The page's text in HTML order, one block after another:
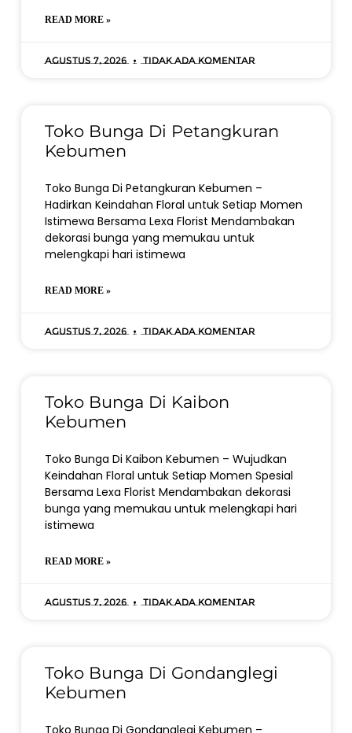
READ MORE »
Agustus 7, 2026 Tidak ada komentar
Toko Bunga Di Petangkuran
Kebumen
Toko Bunga Di Petangkuran Kebumen –
Hadirkan Keindahan Floral untuk Setiap Momen
Istimewa Bersama Lexa Florist Mendambakan
dekorasi bunga yang memukau untuk
melengkapi hari istimewa
READ MORE »
Agustus 7, 2026 Tidak ada komentar
Toko Bunga Di Kaibon
Kebumen
Toko Bunga Di Kaibon Kebumen – Wujudkan
Keindahan Floral untuk Setiap Momen Spesial
Bersama Lexa Florist Mendambakan dekorasi
bunga yang memukau untuk melengkapi hari
istimewa
READ MORE »
Agustus 7, 2026 Tidak ada komentar
Toko Bunga Di Gondanglegi
Kebumen
Toko Bunga Di Gondanglegi Kebumen –